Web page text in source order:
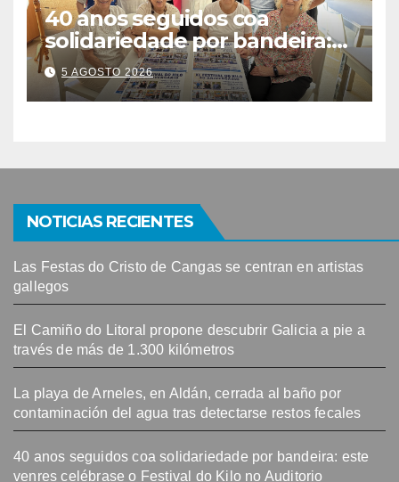
40 anos seguidos coa
solidariedade por bandeira:
este venres celébrase o
Festival do Kilo no Auditorio
5 AGOSTO 2026
NOTICIAS RECIENTES
Las Festas do Cristo de Cangas se centran en artistas
gallegos
El Camiño do Litoral propone descubrir Galicia a pie a
través de más de 1.300 kilómetros
La playa de Arneles, en Aldán, cerrada al baño por
contaminación del agua tras detectarse restos fecales
40 anos seguidos coa solidariedade por bandeira: este
venres celébrase o Festival do Kilo no Auditorio